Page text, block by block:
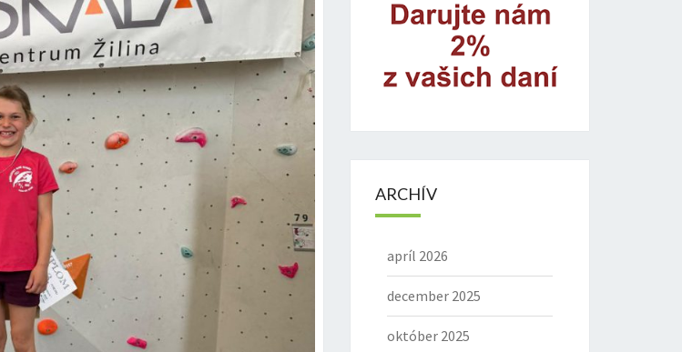
ARCHÍV
apríl 2026
december 2025
október 2025